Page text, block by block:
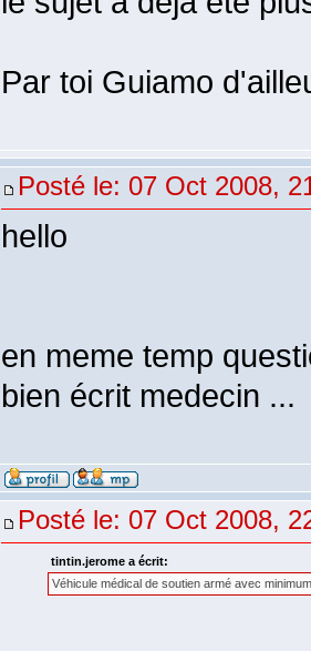
Par toi Guiamo
Posté le: 07 Oct 2008,
hello
en meme temp
bien écrit medecin ...
Posté le: 07 Oct 2008,
tintin.jerome a écrit:
Véhicule médical de soutien armé avec